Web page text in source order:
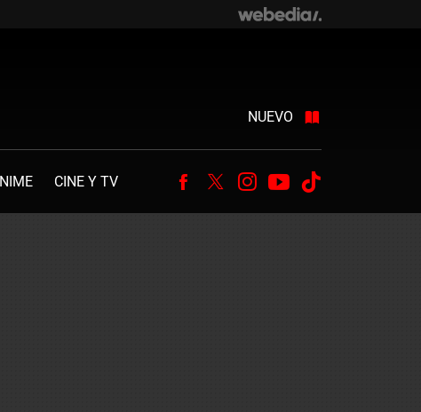
NUEVO
CINE Y TV Facebook
TwitterInstagram
Youtube